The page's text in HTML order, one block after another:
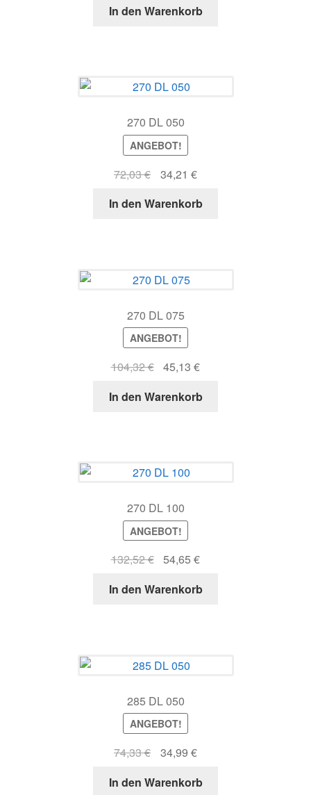
war:
ist:
In den Warenkorb
270 DL 050
ANGEBOT!
72,03€
Ursprünglicher
war:
34,21 €Aktueller
ist:
In den Warenkorb
270 DL 075
ANGEBOT!
104,32€ Ursprünglicher
war:
45,13€Aktueller
ist:
In den Warenkorb
270 DL 100
ANGEBOT!
132,52€ Ursprünglicher
war:
54,65€Aktueller
ist:
In den Warenkorb
285 DL 050
ANGEBOT!
74,33€
Ursprünglicher
war:
34,99 €Aktueller
ist:
In den Warenkorb